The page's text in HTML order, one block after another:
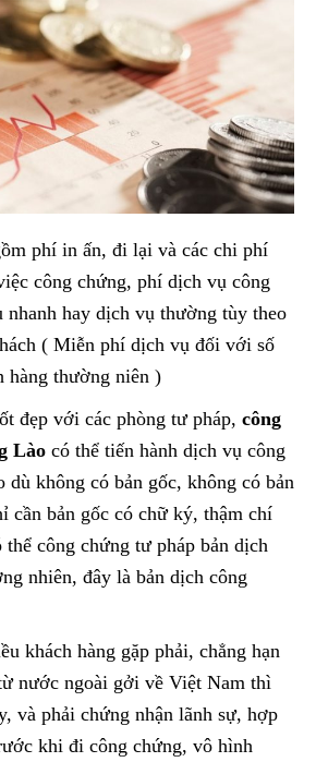
phí in ấn, đi lại và các chi phí
công chứng, phí dịch vụ công
nhanh hay dịch vụ thường tùy theo
( Miễn phí dịch vụ đối với số
hàng thường niên )
đẹp với các phòng tư pháp, công
Lào có thể tiến hành dịch vụ công
dù không có bản gốc, không có bản
cần bản gốc có chữ ký, thậm chí
công chứng tư pháp bản dịch
nhiên, đây là bản dịch công
khách hàng gặp phải, chẳng hạn
nước ngoài gởi về Việt Nam thì
và phải chứng nhận lãnh sự, hợp
khi đi công chứng, vô hình